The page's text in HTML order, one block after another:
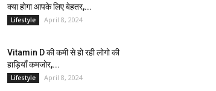
क्या होगा आपके लिए बेहतर,...
Lifestyle April 8, 2024
Vitamin D की कमी से हो रही लोगो की
हाड़ियाँ कमजोर,...
Lifestyle April 8, 2024